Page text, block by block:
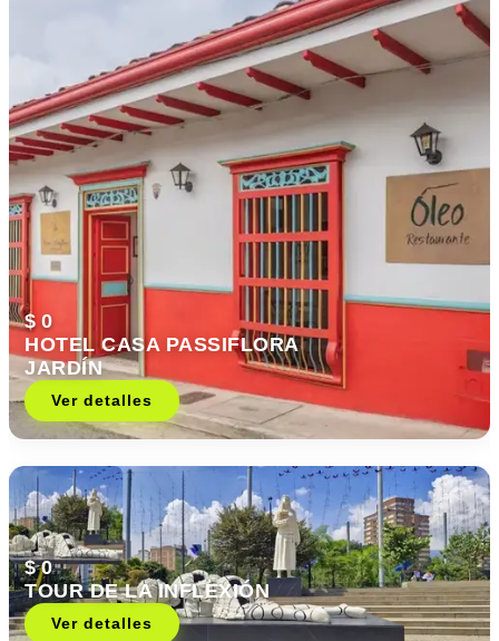
$ 0
HOTEL CASA PASSIFLORA
JARDÍN
Ver detalles
$ 0
TOUR DE LA INFLEXIÓN
Ver detalles